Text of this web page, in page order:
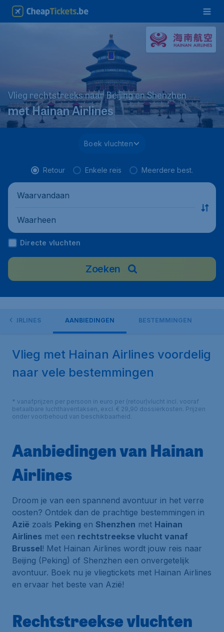
Vlieg rechtstreeks naar Beijing en Shenzhen
met Hainan Airlines
Boek vluchten
Retour Enkele reis Meerdere best.
Waarvandaan
Waarheen
Directe vluchten
Zoeken
AIRLINES AANBIEDINGEN BESTEMMINGEN
Vlieg met Hainan Airlines voordelig
naar vele bestemmingen
* vanafprijzen per persoon in euro per (retour)vlucht incl. vooraf
betaalbare luchthaventaksen, excl. € 29,90 dossierkosten. Prijzen
onder voorbehoud van beschikbaarheid.
Aanbiedingen van Hainan
Airlines
Droom je van een spannend avontuur in het verre
oosten? Ontdek dan de prachtige bestemmingen in
Azië zoals Peking en Shenzhen met Hainan
Airlines met een rechtstreekse vlucht vanaf
Brussel! Met Hainan Airlines wordt jouw reis naar
Beijing (Peking) of Shenzhen een onvergetelijk
avontuur. Boek nu je vliegtickets met Hainan Airlines
en ervaar het beste van Azië!
Rechtstreekse vluchten